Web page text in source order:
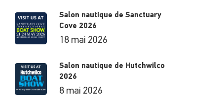
Salon nautique de Sanctuary
Cove 2026
18 mai 2026
Salon nautique de Hutchwilco
2026
8 mai 2026